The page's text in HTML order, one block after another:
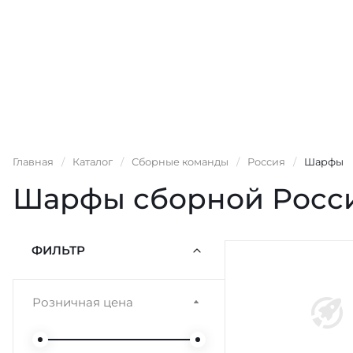
Главная / Каталог / Сборные команды / Россия / Шарфы
Шарфы сборной
ФИЛЬТР
Розничная цена